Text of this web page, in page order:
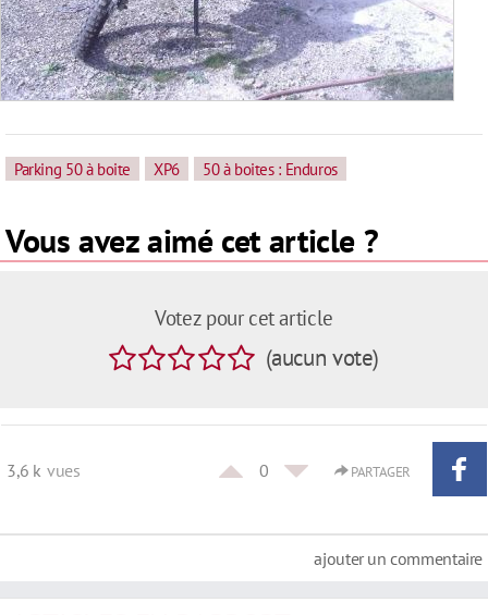
Parking 50 à boite XP6 50 à boites : Enduros
Vous avez aimé cet article ?
Votez pour cet article
(aucun vote)
3,6 k vues 0 PARTAGER
ajouter un commentaire